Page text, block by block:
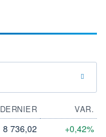
DERNIER
VAR.
8 736,02 +0,42%